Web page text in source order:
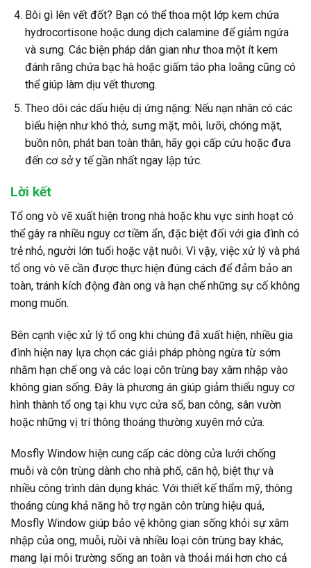
Bôi gì lên vết đốt? Bạn có thể thoa một lớp kem chứa
hydrocortisone hoặc dung dịch calamine để giảm ngứa
và sưng. Các biện pháp dân gian như thoa một ít kem
đánh răng chứa bạc hà hoặc giấm táo pha loãng cũng có
thể giúp làm dịu vết thương.
Theo dõi các dấu hiệu dị ứng nặng: Nếu nạn nhân có các
biểu hiện như khó thở, sưng mặt, môi, lưỡi, chóng mặt,
buồn nôn, phát ban toàn thân, hãy gọi cấp cứu hoặc đưa
đến cơ sở y tế gần nhất ngay lập tức.
Lời kết
Tổ ong vò vẽ xuất hiện trong nhà hoặc khu vực sinh hoạt có
thể gây ra nhiều nguy cơ tiềm ẩn, đặc biệt đối với gia đình có
trẻ nhỏ, người lớn tuổi hoặc vật nuôi. Vì vậy, việc xử lý và phá
tổ ong vò vẽ cần được thực hiện đúng cách để đảm bảo an
toàn, tránh kích động đàn ong và hạn chế những sự cố không
mong muốn.
Bên cạnh việc xử lý tổ ong khi chúng đã xuất hiện, nhiều gia
đình hiện nay lựa chọn các giải pháp phòng ngừa từ sớm
nhằm hạn chế ong và các loại côn trùng bay xâm nhập vào
không gian sống. Đây là phương án giúp giảm thiểu nguy cơ
hình thành tổ ong tại khu vực cửa sổ, ban công, sân vườn
hoặc những vị trí thông thoáng thường xuyên mở cửa.
Mosfly Window hiện cung cấp các dòng cửa lưới chống
muỗi và côn trùng dành cho nhà phố, căn hộ, biệt thự và
nhiều công trình dân dụng khác. Với thiết kế thẩm mỹ, thông
thoáng cùng khả năng hỗ trợ ngăn côn trùng hiệu quả,
Mosfly Window giúp bảo vệ không gian sống khỏi sự xâm
nhập của ong, muỗi, ruồi và nhiều loại côn trùng bay khác,
mang lại môi trường sống an toàn và thoải mái hơn cho cả